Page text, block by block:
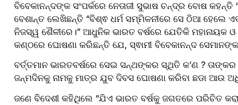
ବିବେକାନନ୍ଦଙ୍କ ସଂପର୍କରେ ନେତାଜୀ ସୁଭାଷ ଚନ୍ଦ୍ର ବୋଷ
ବେଶାନ୍ତ ଲେଖିଛନ୍ତି “ବିଶ୍ଵ ଧର୍ମ ସମ୍ମିଳନୀରେ ସେ ଠିଆ ହେଲେ
ନିଜସ୍ୱ ଶୈଳୀରେ।” ଆଧୁନିକ ଭାରତ ବର୍ଷରେ ଯେତିକି ମହାନାୟକ
କଣ୍ଠରେ ଘୋଷଣା କରିଛନ୍ତି ଯେ, ସ୍ଵାମୀ ବିବେକାନନ୍ଦ
ବର୍ତ୍ତମାନ ଭାରତବର୍ଷରେ ସେଇ ସନ୍ଥଙ୍କର ସ୍ଥିତି କ’ଣ ?
ଜନ୍ମଦିନକୁ ନାମକୁ ମାତ୍ର ଯୁବ ଦିବସ ଘୋଷଣା କରିବା ଛଡା ଆଉ
ଜଣେ ବିଦେଶୀ କହିଥିଲେ “ଯିଏ ଭାରତ ବର୍ଷକୁ ଜଗତରେ ପରିଚିତ